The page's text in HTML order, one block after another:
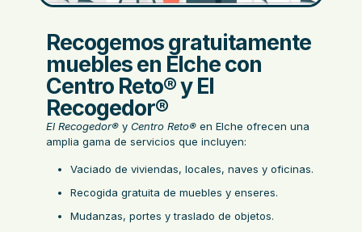
Recogemos gratuitamente
muebles en Elche con
Centro Reto® y El
Recogedor®
El Recogedor®y Centro Reto®en Elche ofrecen una
amplia gama de servicios que incluyen:
Vaciado de viviendas, locales, naves y oficinas.
Recogida gratuita de muebles y enseres.
Mudanzas, portes y traslado de objetos.